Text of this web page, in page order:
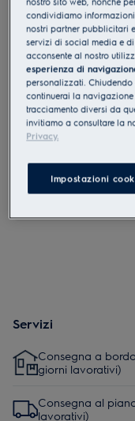
Con la Tecnologia
frigocongelatore così
Le istruzioni e le
regolamento UE
manuale d'uso. Per
Servizi
Consegna a
giorni lavorativi)
Consegna al
lavorativi)
condividiamo
nostri partner pubblicitari
servizi di social media e di
acconsente al nostro
esperienza di
personalizzati. Chiudendo
continuerai la
tracciamento diversi da
invitiamo a consultare la
Privacy.
Impostazioni